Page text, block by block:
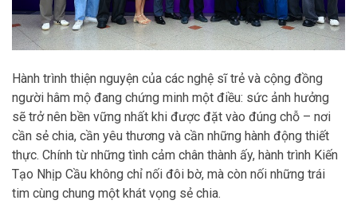
Hành trình thiện nguyện của các nghệ sĩ trẻ và cộng đồng
người hâm mộ đang chứng minh một điều: sức ảnh hưởng
sẽ trở nên bền vững nhất khi được đặt vào đúng chỗ – nơi
cần sẻ chia, cần yêu thương và cần những hành động thiết
thực. Chính từ những tình cảm chân thành ấy, hành trình Kiến
Tạo Nhịp Cầu không chỉ nối đôi bờ, mà còn nối những trái
tim cùng chung một khát vọng sẻ chia.